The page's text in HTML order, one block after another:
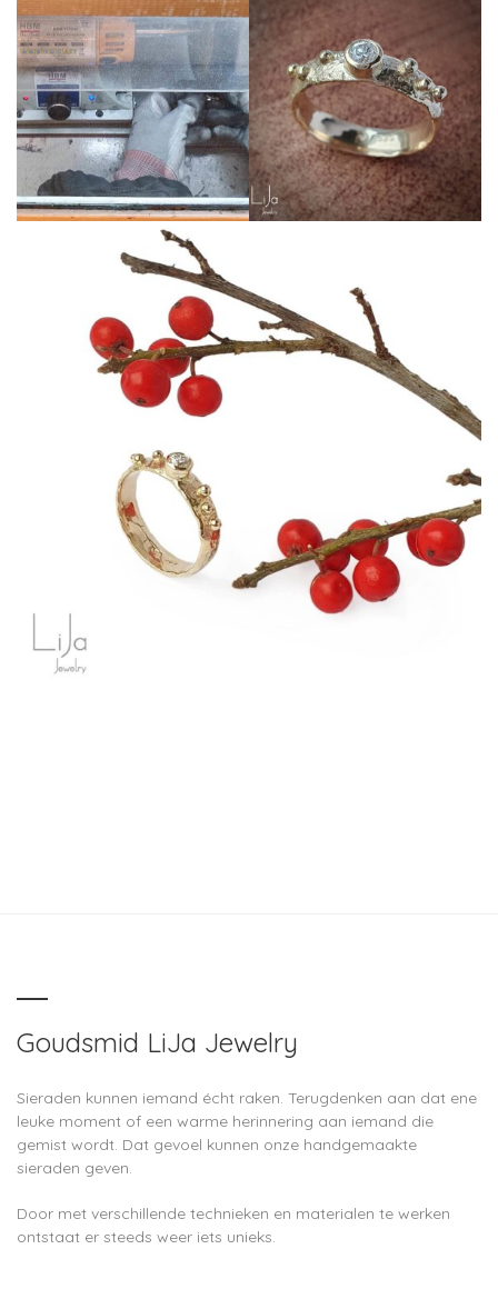
Goudsmid LiJa Jewelry
Sieraden kunnen iemand écht raken. Terugdenken aan dat ene
leuke moment of een warme herinnering aan iemand die
gemist wordt. Dat gevoel kunnen onze handgemaakte
sieraden geven.
Door met verschillende technieken en materialen te werken
ontstaat er steeds weer iets unieks.